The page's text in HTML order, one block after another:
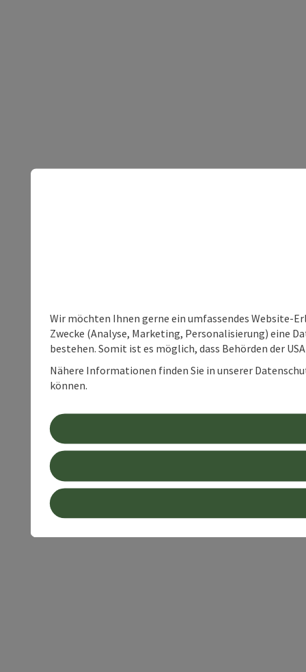
Wir möchten Ihnen gerne ein umfassendes Website-
Zwecke (Analyse, Marketing, Personalisierung) eine
bestehen. Somit ist es möglich, dass Behörden der
Nähere Informationen finden Sie in unserer
können.